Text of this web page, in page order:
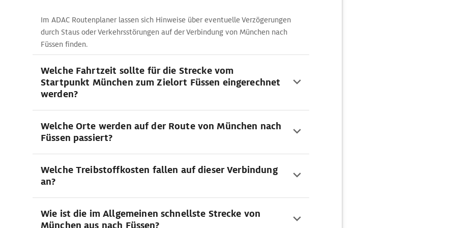
Im ADAC Routenplaner lassen sich Hinweise über eventuelle Verzögerungen
durch Staus oder Verkehrsstörungen auf der Verbindung von München nach
Füssen finden.
Welche Fahrtzeit sollte für die Strecke vom
Startpunkt München zum Zielort Füssen eingerechnet
werden?
Welche Orte werden auf der Route von München nach
Füssen passiert?
Welche Treibstoffkosten fallen auf dieser Verbindung
an?
Wie ist die im Allgemeinen schnellste Strecke von
München aus nach Füssen?